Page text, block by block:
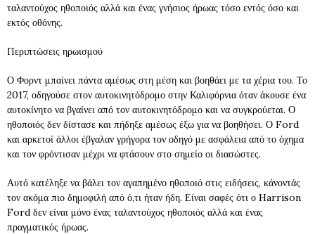
ταλαντούχος ηθοποιός αλλά και ένας γνήσιος ήρωας τόσο εντός όσο και
εκτός οθόνης.
Περιπτώσεις ηρωισμού
Ο Φορντ μπαίνει πάντα αμέσως στη μέση και βοηθάει με τα χέρια του. Το
2017, οδηγούσε στον αυτοκινητόδρομο στην Καλιφόρνια όταν άκουσε ένα
αυτοκίνητο να βγαίνει από τον αυτοκινητόδρομο και να συγκρούεται. Ο
ηθοποιός δεν δίστασε και πήδηξε αμέσως έξω για να βοηθήσει. Ο Ford
και αρκετοί άλλοι έβγαλαν γρήγορα τον οδηγό με ασφάλεια από το όχημα
και τον φρόντισαν μέχρι να φτάσουν στο σημείο οι διασώστες.
Αυτό κατέληξε να βάλει τον αγαπημένο ηθοποιό στις ειδήσεις, κάνοντάς
τον ακόμα πιο δημοφιλή από ό,τι ήταν ήδη. Είναι σαφές ότι ο Harrison
Ford δεν είναι μόνο ένας ταλαντούχος ηθοποιός αλλά και ένας
πραγματικός ήρωας.